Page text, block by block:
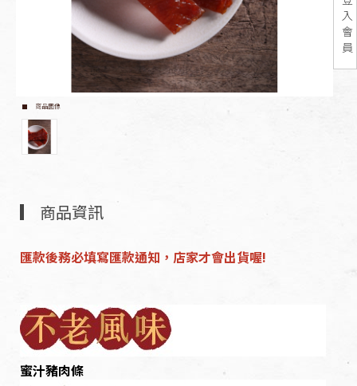
入
會
員
商品圖像
商品資訊
匯款後務必填寫匯款通知，店家才會出貨喔!
蜜汁豬肉條